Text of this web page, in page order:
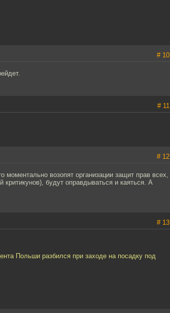
# 10
# 11
# 12
моментально возопят организации защит прав всех,
критикунов), будут оправдываться и каяться. А
# 13
Польши разбился при заходе на посадку под